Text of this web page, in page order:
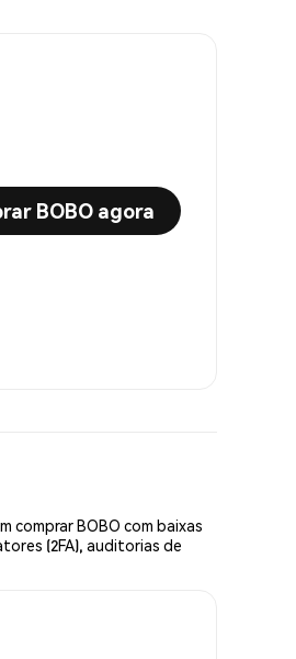
BOBO agora
comprar BOBO com baixas
(2FA), auditorias de